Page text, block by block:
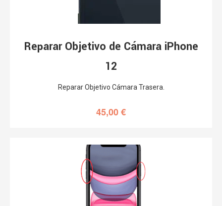
Reparar Objetivo de Cámara iPhone
12
Reparar Objetivo Cámara Trasera.
45,00€